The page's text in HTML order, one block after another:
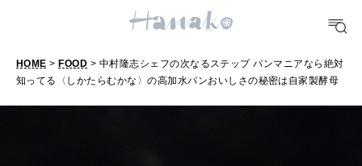
TRAVEL
どこ行く？
HOME > FOOD > 中村隆志シェフの次なるステップ パンマニアなら絶対
知ってる〈しかたらむかな〉の高加水パンおいしさの秘密は自家製酵母